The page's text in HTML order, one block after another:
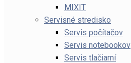
MIXIT
Servisné stredisko
Servis počítačov
Servis notebookov
Servis tlačiarní